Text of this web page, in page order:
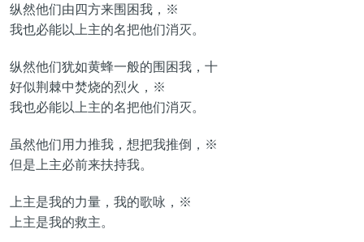
纵然他们由四方来围困我，※
我也必能以上主的名把他们消灭。
纵然他们犹如黄蜂一般的围困我，十
好似荆棘中焚烧的烈火，※
我也必能以上主的名把他们消灭。
虽然他们用力推我，想把我推倒，※
但是上主必前来扶持我。
上主是我的力量，我的歌咏，※
上主是我的救主。